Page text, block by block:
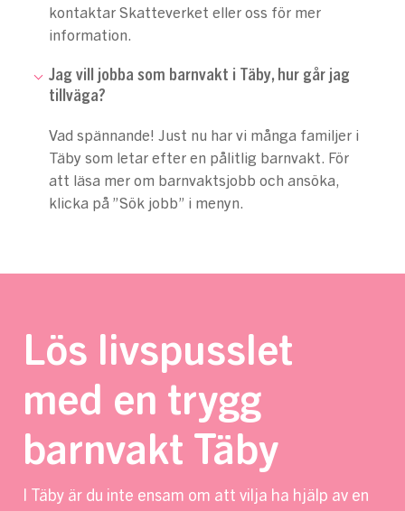
kontaktar Skatteverket eller oss för mer
information.
Jag vill jobba som barnvakt i Täby, hur går jag
tillväga?
Vad spännande! Just nu har vi många familjer i
Täby som letar efter en pålitlig barnvakt. För
att läsa mer om barnvaktsjobb och ansöka,
klicka på ”Sök jobb” i menyn.
Lös livspusslet
med en trygg
barnvakt Täby
I Täby är du inte ensam om att vilja ha hjälp av en